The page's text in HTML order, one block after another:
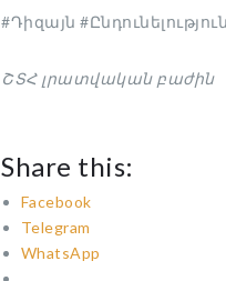
#Դիզայն
ՇՏՀ լրատվական բաժին
Share this:
Facebook
Telegram
WhatsApp